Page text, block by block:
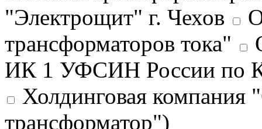
"Электрощит" г. Чехов
трансформаторов тока"
ИК 1 УФСИН России по
Холдинговая
трансформатор")